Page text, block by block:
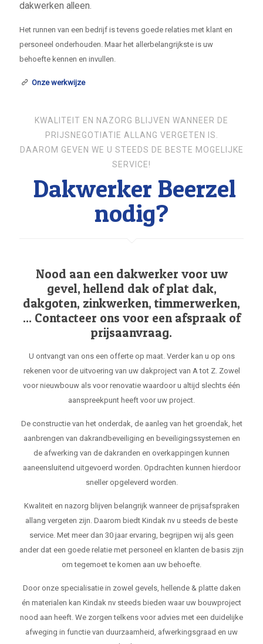
dakwerken alleen.
Het runnen van een bedrijf is tevens goede relaties met klant en
personeel onderhouden. Maar het allerbelangrijkste is uw
behoefte kennen en invullen.
Onze werkwijze
KWALITEIT EN NAZORG BLIJVEN WANNEER DE
PRIJSNEGOTIATIE ALLANG VERGETEN IS.
DAAROM GEVEN WE U STEEDS DE BESTE MOGELIJKE
SERVICE!
Dakwerker Beerzel
nodig?
Nood aan een dakwerker voor uw
gevel, hellend dak of plat dak,
dakgoten, zinkwerken, timmerwerken,
... Contacteer ons voor een afspraak of
prijsaanvraag.
U ontvangt van ons een offerte op maat. Verder kan u op ons
rekenen voor de uitvoering van uw dakproject van A tot Z. Zowel
voor nieuwbouw als voor renovatie waardoor u altijd slechts één
aanspreekpunt heeft voor uw project.
De constructie van het onderdak, de aanleg van het groendak, het
aanbrengen van dakrandbeveiliging en beveiligingssystemen en
de afwerking van de dakranden en overkappingen kunnen
aaneensluitend uitgevoerd worden. Opdrachten kunnen hierdoor
sneller opgeleverd worden.
Kwaliteit en nazorg blijven belangrijk wanneer de prijsafspraken
allang vergeten zijn. Daarom biedt Kindak nv u steeds de beste
service. Met meer dan 30 jaar ervaring, begrijpen wij als geen
ander dat een goede relatie met personeel en klanten de basis zijn
om tegemoet te komen aan uw behoefte.
Door onze specialisatie in zowel gevels, hellende & platte daken
én materialen kan Kindak nv steeds bieden waar uw bouwproject
nood aan heeft. We zorgen telkens voor advies met een duidelijke
afweging in functie van duurzaamheid, afwerkingsgraad en uw